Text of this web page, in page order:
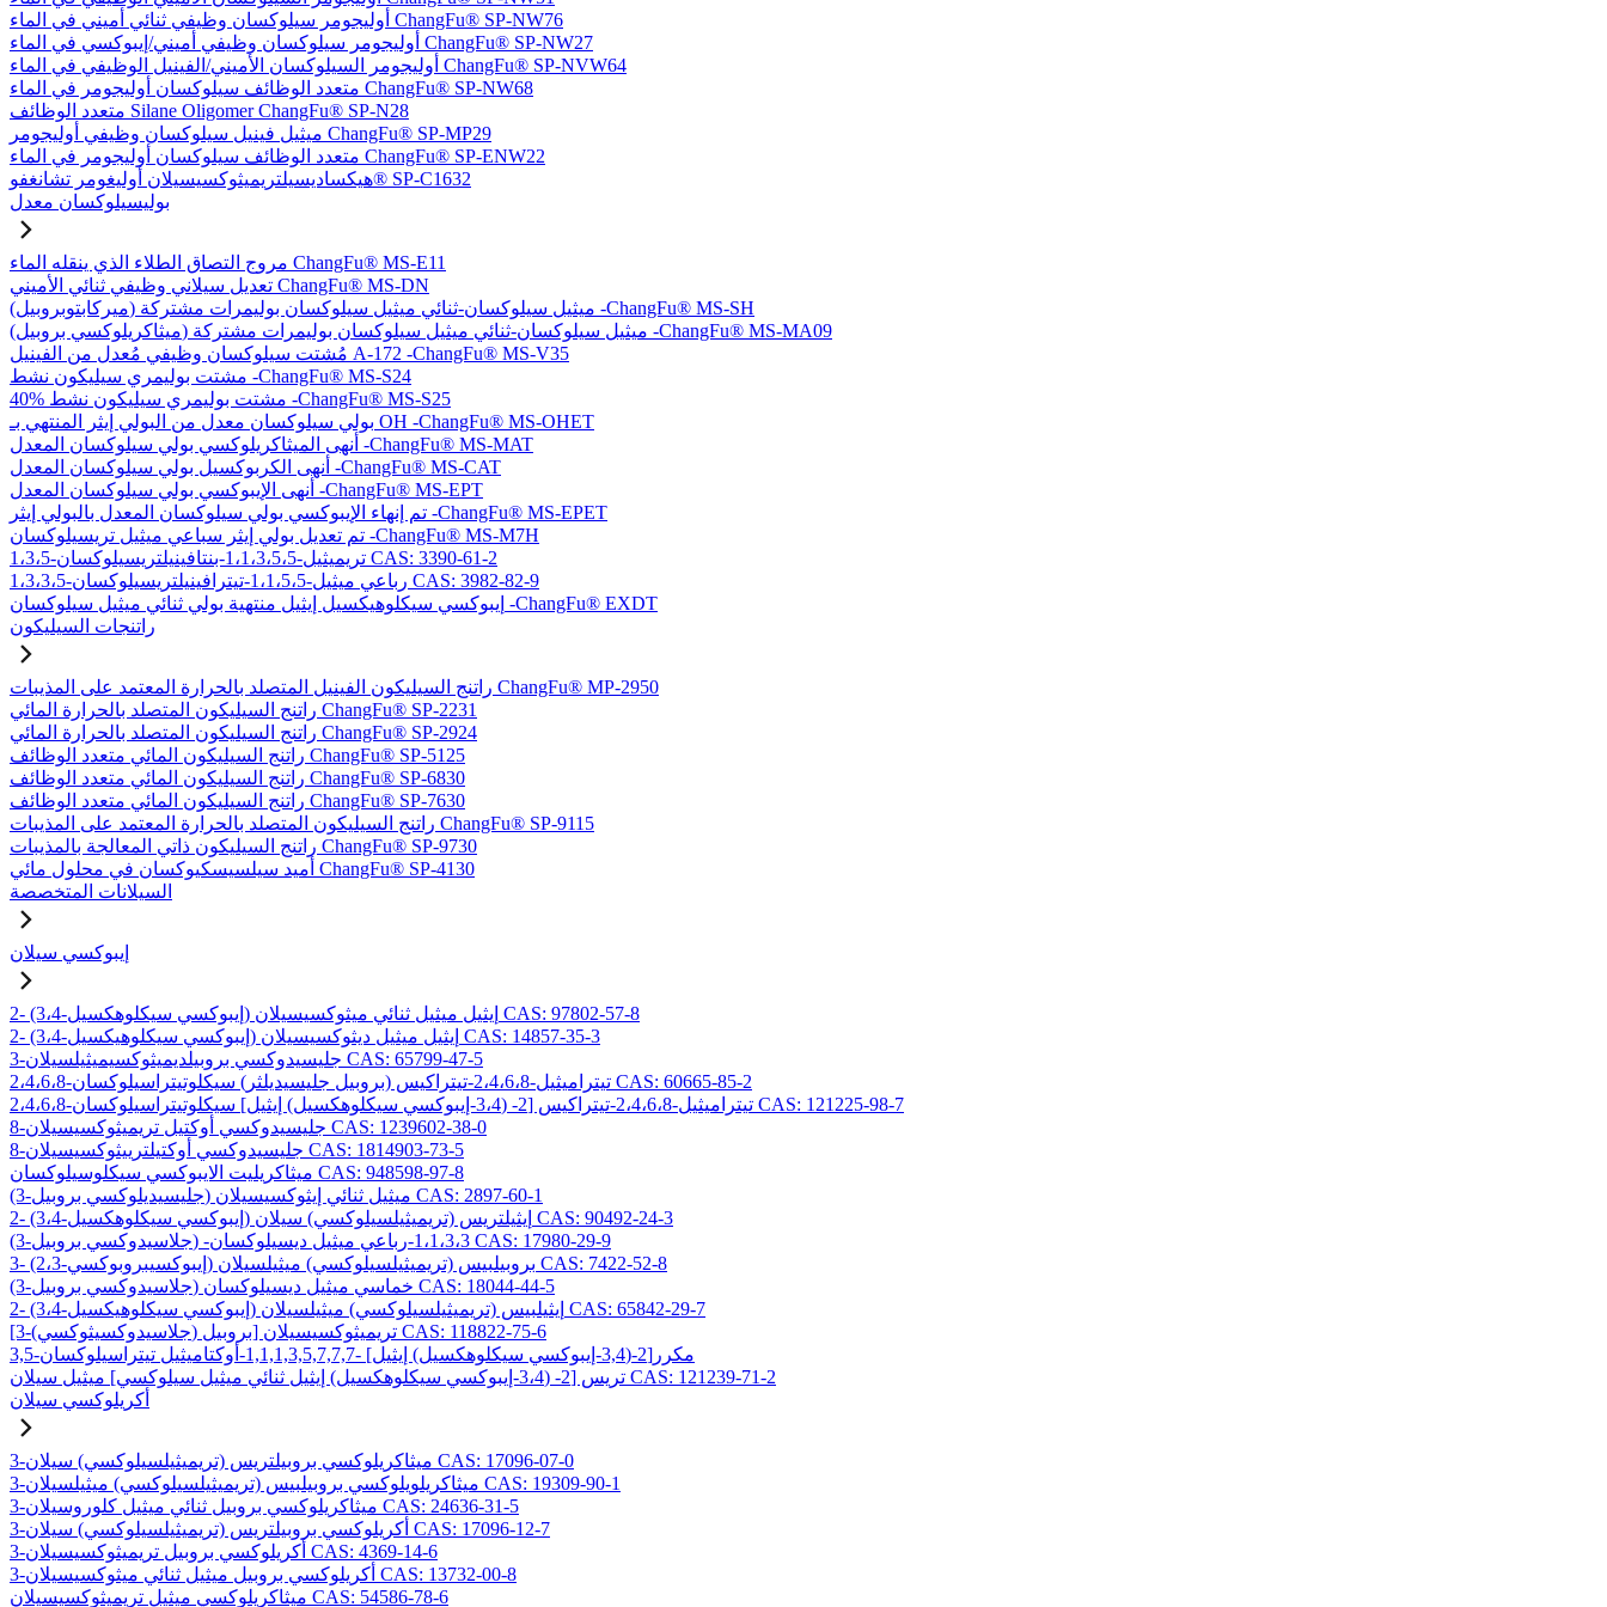
أوليجومر سيلوكسان وظيفي ثنائي أميني في الماء ChangFu® SP-NW76
أوليجومر سيلوكسان وظيفي أميني/إيبوكسي في الماء ChangFu® SP-NW27
أوليجومر السيلوكسان الأميني/الفينيل الوظيفي في الماء ChangFu® SP-NVW64
متعدد الوظائف سيلوكسان أوليجومر في الماء ChangFu® SP-NW68
متعدد الوظائف Silane Oligomer ChangFu® SP-N28
ميثيل فينيل سيلوكسان وظيفي أوليجومر ChangFu® SP-MP29
متعدد الوظائف سيلوكسان أوليجومر في الماء ChangFu® SP-ENW22
هيكساديسيلتريميثوكسيسيلان أوليغومر تشانغفو® SP-C1632
بوليسيلوكسان معدل
مروج التصاق الطلاء الذي ينقله الماء ChangFu® MS-E11
تعديل سيلاني وظيفي ثنائي الأميني ChangFu® MS-DN
(ميركابتوبروبيل) ميثيل سيلوكسان-ثنائي ميثيل سيلوكسان بوليمرات مشتركة -ChangFu® MS-SH
(ميثاكريلوكسي بروبيل) ميثيل سيلوكسان-ثنائي ميثيل سيلوكسان بوليمرات مشتركة -ChangFu® MS-MA09
مُشتت سيلوكسان وظيفي مُعدل من الفينيل A-172 -ChangFu® MS-V35
مشتت بوليمري سيليكون نشط -ChangFu® MS-S24
40% مشتت بوليمري سيليكون نشط -ChangFu® MS-S25
بولي سيلوكسان معدل من البولي إيثر المنتهي بـ OH -ChangFu® MS-OHET
أنهى الميثاكريلوكسي بولي سيلوكسان المعدل -ChangFu® MS-MAT
أنهى الكربوكسيل بولي سيلوكسان المعدل -ChangFu® MS-CAT
أنهى الإيبوكسي بولي سيلوكسان المعدل -ChangFu® MS-EPT
تم إنهاء الإيبوكسي بولي سيلوكسان المعدل بالبولي إيثر -ChangFu® MS-EPET
تم تعديل بولي إيثر سباعي ميثيل تريسيلوكسان -ChangFu® MS-M7H
1،3،5-تريميثيل-1،1،3،5،5-بنتافينيلتريسيلوكسان CAS: 3390-61-2
1،3،3،5-رباعي ميثيل-1،1،5،5-تيترافينيلتريسيلوكسان CAS: 3982-82-9
إيبوكسي سيكلوهيكسيل إيثيل منتهية بولي ثنائي ميثيل سيلوكسان -ChangFu® EXDT
راتنجات السيليكون
راتنج السيليكون الفينيل المتصلد بالحرارة المعتمد على المذيبات ChangFu® MP-2950
راتنج السيليكون المتصلد بالحرارة المائي ChangFu® SP-2231
راتنج السيليكون المتصلد بالحرارة المائي ChangFu® SP-2924
راتنج السيليكون المائي متعدد الوظائف ChangFu® SP-5125
راتنج السيليكون المائي متعدد الوظائف ChangFu® SP-6830
راتنج السيليكون المائي متعدد الوظائف ChangFu® SP-7630
راتنج السيليكون المتصلد بالحرارة المعتمد على المذيبات ChangFu® SP-9115
راتنج السيليكون ذاتي المعالجة بالمذيبات ChangFu® SP-9730
أميد سيلسيسكيوكسان في محلول مائي ChangFu® SP-4130
السيلانات المتخصصة
إيبوكسي سيلان
2- (3،4-إيبوكسي سيكلوهكسيل) إيثيل ميثيل ثنائي ميثوكسيسيلان CAS: 97802-57-8
2- (3،4-إيبوكسي سيكلوهيكسيل) إيثيل ميثيل ديثوكسيسيلان CAS: 14857-35-3
3-جليسيدوكسي بروبيلديميثوكسيميثيلسيلان CAS: 65799-47-5
2،4،6،8-تيتراميثيل-2،4،6،8-تيتراكيس (بروبيل جليسيديلثر) سيكلوتيتراسيلوكسان CAS: 60665-85-2
2،4،6،8-تيتراميثيل-2،4،6،8-تيتراكيس [2- (3،4-إيبوكسي سيكلوهكسيل) إيثيل] سيكلوتيتراسيلوكسان CAS: 121225-98-7
8-جليسيدوكسي أوكتيل تريميثوكسيسيلان CAS: 1239602-38-0
8-جليسيدوكسي أوكتيلترييثوكسيسيلان CAS: 1814903-73-5
ميثاكريليت الايبوكسي سيكلوسيلوكسان CAS: 948598-97-8
(3-جليسيديلوكسي بروبيل) ميثيل ثنائي إيثوكسيسيلان CAS: 2897-60-1
2- (3،4-إيبوكسي سيكلوهكسيل) إيثيلتريس (تريميثيلسيلوكسي) سيلان CAS: 90492-24-3
(3-جلاسيدوكسي بروبيل) -1،1،3،3-رباعي ميثيل ديسيلوكسان CAS: 17980-29-9
3- (2،3-إيبوكسيبروبوكسي) بروبيلبيس (تريميثيلسيلوكسي) ميثيلسيلان CAS: 7422-52-8
(3-جلاسيدوكسي بروبيل) خماسي ميثيل ديسيلوكسان CAS: 18044-44-5
2- (3،4-إيبوكسي سيكلوهيكسيل) إيثيلبيس (تريميثيلسيلوكسي) ميثيلسيلان CAS: 65842-29-7
[3-(جلاسيدوكسيثوكسي) بروبيل] تريميثوكسيسيلان CAS: 118822-75-6
3,5-مكرر[2-(3,4-إيبوكسي سيكلوهكسيل) إيثيل] -1,1,1,3,5,7,7,7-أوكتاميثيل تيتراسيلوكسان
تريس [2- (3،4-إيبوكسي سيكلوهكسيل) إيثيل ثنائي ميثيل سيلوكسي] ميثيل سيلان CAS: 121239-71-2
أكريلوكسي سيلان
3-ميثاكريلوكسي بروبيلتريس (تريميثيلسيلوكسي) سيلان CAS: 17096-07-0
3-ميثاكريلويلوكسي بروبيلبيس (تريميثيلسيلوكسي) ميثيلسيلان CAS: 19309-90-1
3-ميثاكريلوكسي بروبيل ثنائي ميثيل كلوروسيلان CAS: 24636-31-5
3-أكريلوكسي بروبيلتريس (تريميثيلسيلوكسي) سيلان CAS: 17096-12-7
3-أكريلوكسي بروبيل تريميثوكسيسيلان CAS: 4369-14-6
3-أكريلوكسي بروبيل ميثيل ثنائي ميثوكسيسيلان CAS: 13732-00-8
ميثاكريلوكسي ميثيل تريميثوكسيسيلان CAS: 54586-78-6